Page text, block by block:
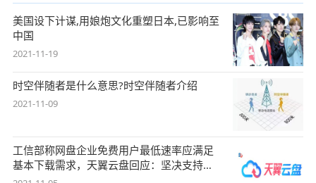
美国设下计谋,用娘炮文化重塑日本,已影响至
中国
2021-11-19
时空伴随者是什么意思?时空伴随者介绍
2021-11-09
工信部称网盘企业免费用户最低速率应满足
基本下载需求，天翼云盘回应：坚决支持，
始终